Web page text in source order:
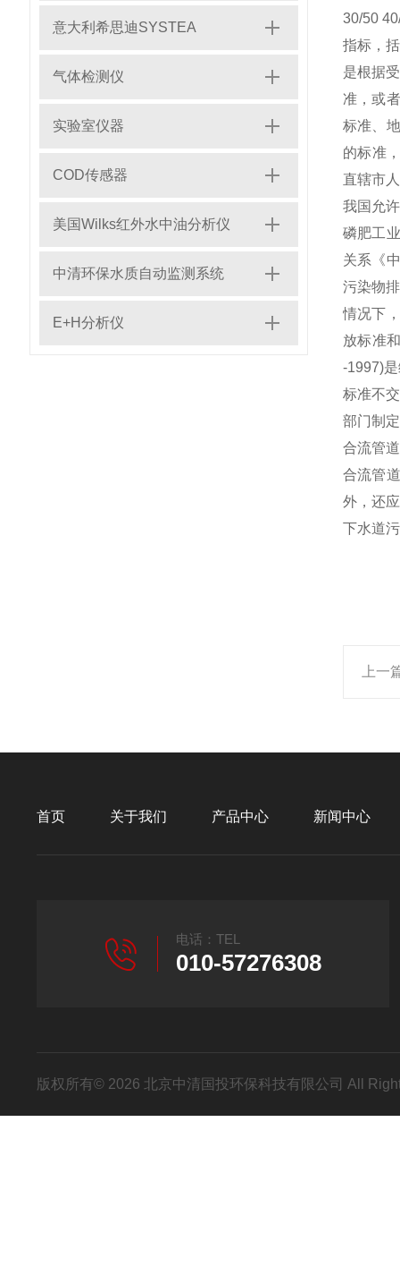
意大利希思迪SYSTEA
气体检测仪
实验室仪器
COD传感器
美国Wilks红外水中油分析仪
中清环保水质自动监测系统
E+H分析仪
30/50
指标，
是根据
准，或
标准、
的标准
直辖市
我国允
磷肥工
关系《
污染物
情况下
放标准
-1997)
标准不
部门制
合流管
合流管
外，还
下水道
上一
首页 关于我们 产品中心 新闻中心
电话：TEL
010-57276308
版权所有© 2026 北京中清国投环保科技有限公司 All